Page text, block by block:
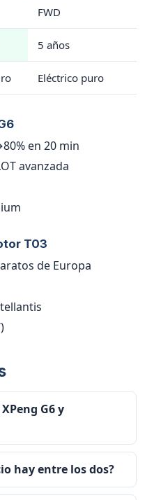
FWD
5 años
Eléctrico puro
en 20 min
avanzada
T03
de Europa
G6 y
hay entre los dos?